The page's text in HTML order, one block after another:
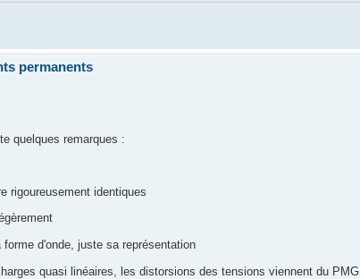
permanents
quelques remarques :
rigoureusement identiques
d'onde, juste sa représentation
quasi linéaires, les distorsions des tensions viennent du PMG